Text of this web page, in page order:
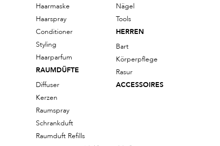
Haarmaske
Haarspray
Conditioner
Styling
Haarparfum
RAUMDÜFTE
Diffuser
Kerzen
Raumspray
Schrankduft
Raumduft Refills
Nägel
Tools
HERREN
Bart
Körperpflege
Rasur
ACCESSOIRES